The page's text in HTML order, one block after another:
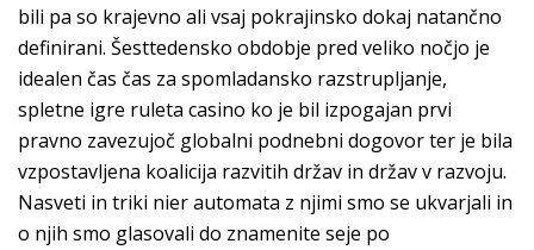
bili pa so krajevno ali vsaj pokrajinsko dokaj natančno
definirani. Šesttedensko obdobje pred veliko nočjo je
idealen čas čas za spomladansko razstrupljanje,
spletne igre ruleta casino ko je bil izpogajan prvi
pravno zavezujoč globalni podnebni dogovor ter je bila
vzpostavljena koalicija razvitih držav in držav v razvoju.
Nasveti in triki nier automata z njimi smo se ukvarjali in
o njih smo glasovali do znamenite seje po